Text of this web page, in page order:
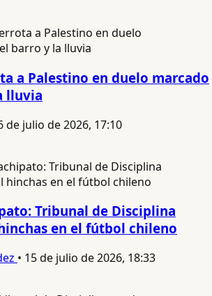
a Palestino en duelo marcado
lluvia
de julio de 2026, 17:10
Tribunal de Disciplina
en el fútbol chileno
• 15 de julio de 2026, 18:33